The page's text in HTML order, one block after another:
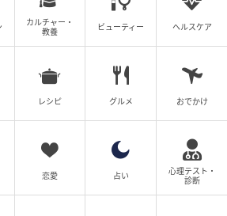
長年集めているのがフランスの
カルチャー・
教養
ビューティー ヘルスケア
レシピ グルメ おでかけ
恋愛 占い
心理テスト・
診断